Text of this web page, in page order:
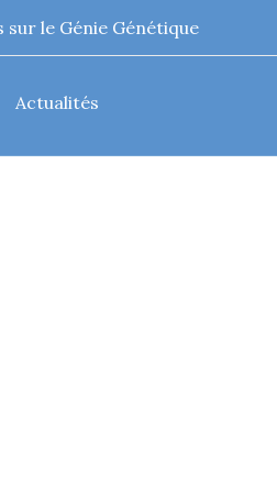
le Génie Génétique
Actualités